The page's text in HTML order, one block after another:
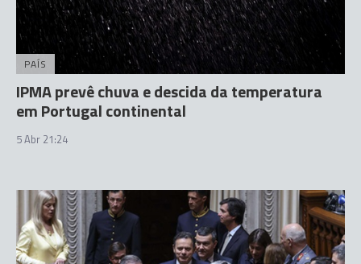
PAÍS
IPMA prevê chuva e descida da temperatura
em Portugal continental
5 Abr 21:24